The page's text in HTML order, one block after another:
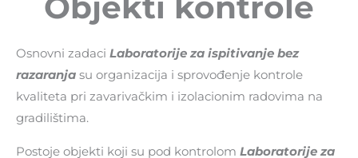
Osnovni zadaci Laboratorije za ispitivanje bez
razaranja su organizacija i sprovođenje kontrole
kvaliteta pri zavarivačkim i izolacionim radovima na
gradilištima.
Postoje objekti koji su pod kontrolom Laboratorije za